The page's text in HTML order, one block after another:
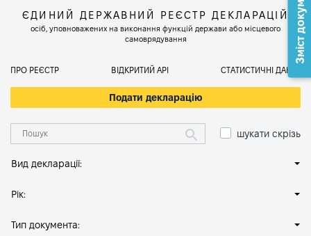
ЄДИНИЙ ДЕРЖАВНИЙ РЕЄСТР ДЕКЛАРАЦІЙ
осіб, уповноважених на виконання функцій держави або місцевого
самоврядування
ПРО РЕЄСТР ВІДКРИТИЙ АРІ СТАТИСТИЧНІ ДАНІ
Подати декларацію
шукати скрізь
Вид декларації:
Рік:
Тип документа:
Зміст документа